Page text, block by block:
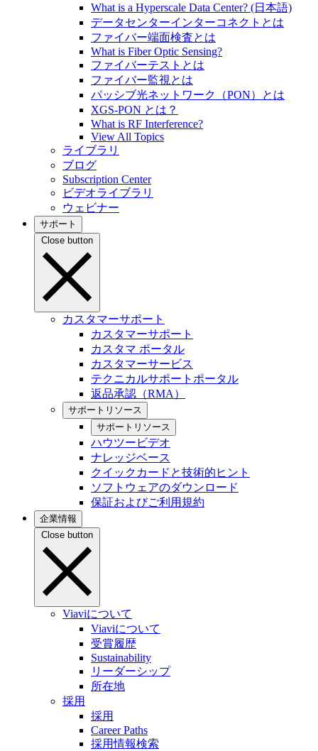
What is a Hyperscale Data Center? (日本語)
データセンターインターコネクトとは
ファイバー端面検査とは
What is Fiber Optic Sensing?
ファイバーテストとは
ファイバー監視とは
パッシブ光ネットワーク（PON）とは
XGS-PON とは？
What is RF Interference?
View All Topics
ライブラリ
ブログ
Subscription Center
ビデオライブラリ
ウェビナー
サポート
Close button
カスタマーサポート
カスタマーサポート
カスタマ ポータル
カスタマーサービス
テクニカルサポートポータル
返品承認（RMA）
サポートリソース
サポートリソース
ハウツービデオ
ナレッジベース
クイックカードと技術的ヒント
ソフトウェアのダウンロード
保証およびご利用規約
企業情報
Close button
Viaviについて
Viaviについて
受賞履歴
Sustainability
リーダーシップ
所在地
採用
採用
Career Paths
採用情報検索